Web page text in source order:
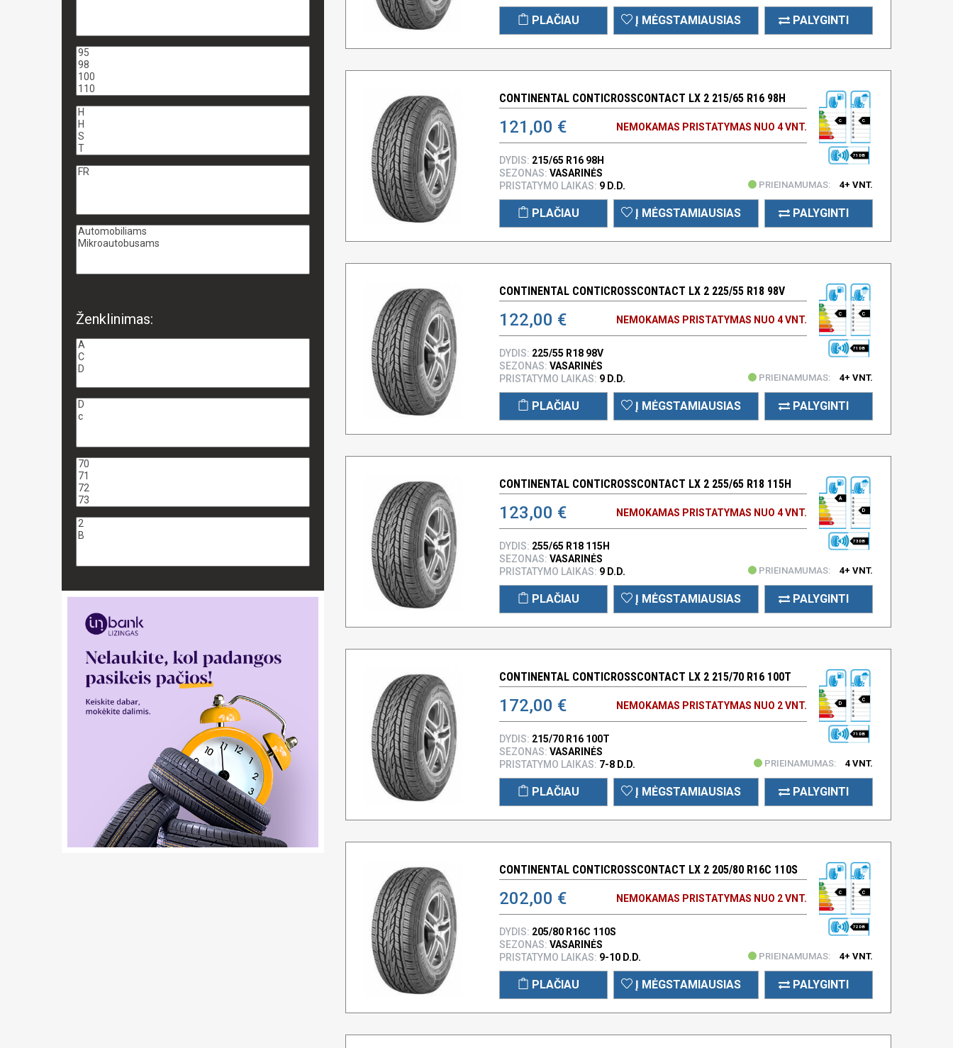
Ženklinimas:
PLAČIAU Į MĖGSTAMIAUSIAS PALYGINTI
CONTINENTAL CONTICROSSCONTACT LX 2 215/65 R16 98H
121,00 € NEMOKAMAS PRISTATYMAS NUO 4 VNT.
C C
71 DB
DYDIS: 215/65 R16 98H
SEZONAS: VASARINĖS
PRISTATYMO LAIKAS: 9 D.D. PRIEINAMUMAS: 4+ VNT.
PLAČIAU Į MĖGSTAMIAUSIAS PALYGINTI
CONTINENTAL CONTICROSSCONTACT LX 2 225/55 R18 98V
122,00 € NEMOKAMAS PRISTATYMAS NUO 4 VNT.
C C
71 DB
DYDIS: 225/55 R18 98V
SEZONAS: VASARINĖS
PRISTATYMO LAIKAS: 9 D.D. PRIEINAMUMAS: 4+ VNT.
PLAČIAU Į MĖGSTAMIAUSIAS PALYGINTI
CONTINENTAL CONTICROSSCONTACT LX 2 255/65 R18 115H
123,00 € NEMOKAMAS PRISTATYMAS NUO 4 VNT.
A
D
73 DB
DYDIS: 255/65 R18 115H
SEZONAS: VASARINĖS
PRISTATYMO LAIKAS: 9 D.D. PRIEINAMUMAS: 4+ VNT.
PLAČIAU Į MĖGSTAMIAUSIAS PALYGINTI
CONTINENTAL CONTICROSSCONTACT LX 2 215/70 R16 100T
172,00 € NEMOKAMAS PRISTATYMAS NUO 2 VNT. D
C
71 DB
DYDIS: 215/70 R16 100T
SEZONAS: VASARINĖS
PRISTATYMO LAIKAS: 7-8 D.D. PRIEINAMUMAS: 4 VNT.
PLAČIAU Į MĖGSTAMIAUSIAS PALYGINTI
CONTINENTAL CONTICROSSCONTACT LX 2 205/80 R16C 110S
202,00 € NEMOKAMAS PRISTATYMAS NUO 2 VNT.
C C
72 DB
DYDIS: 205/80 R16C 110S
SEZONAS: VASARINĖS
PRISTATYMO LAIKAS: 9-10 D.D. PRIEINAMUMAS: 4+ VNT.
PLAČIAU Į MĖGSTAMIAUSIAS PALYGINTI